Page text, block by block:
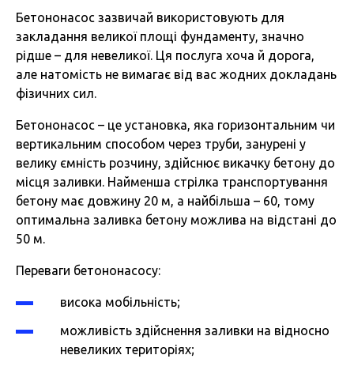
Бетононасос зазвичай використовують для
закладання великої площі фундаменту, значно
рідше – для невеликої. Ця послуга хоча й дорога,
але натомість не вимагає від вас жодних докладань
фізичних сил.
Бетононасос – це установка, яка горизонтальним чи
вертикальним способом через труби, занурені у
велику ємність розчину, здійснює викачку бетону до
місця заливки. Найменша стрілка транспортування
бетону має довжину 20 м, а найбільша – 60, тому
оптимальна заливка бетону можлива на відстані до
50 м.
Переваги бетононасосу:
висока мобільність;
можливість здійснення заливки на відносно
невеликих територіях;